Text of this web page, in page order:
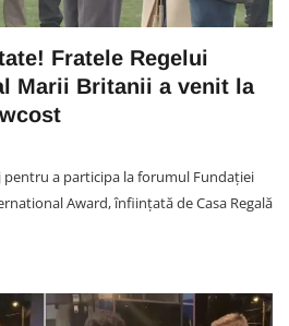
Fratele Regelui
Marii Britanii a venit la
pentru a participa la forumul Fundaţiei
Award, înfiinţată de Casa Regală